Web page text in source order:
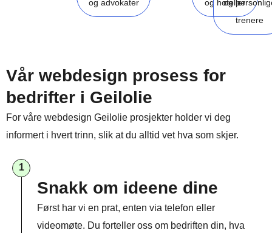
og advokater og hoteller
og
trenere
Vår webdesign prosess for
bedrifter i Geilolie
For våre webdesign Geilolie prosjekter holder vi deg
informert i hvert trinn, slik at du alltid vet hva som skjer.
1
Snakk om ideene dine
Først har vi en prat, enten via telefon eller
videomøte. Du forteller oss om bedriften din, hva